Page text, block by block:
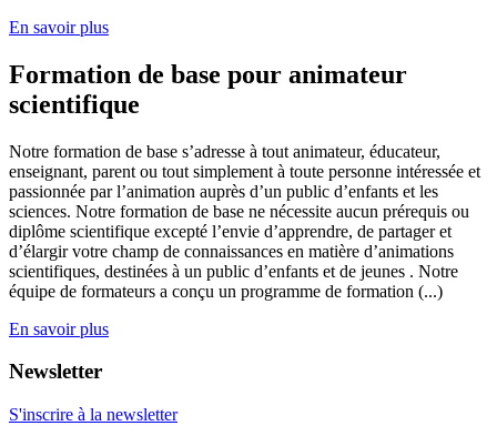
En savoir plus
Formation de base pour animateur
scientifique
Notre formation de base s’adresse à tout animateur, éducateur,
enseignant, parent ou tout simplement à toute personne intéressée et
passionnée par l’animation auprès d’un public d’enfants et les
sciences. Notre formation de base ne nécessite aucun prérequis ou
diplôme scientifique excepté l’envie d’apprendre, de partager et
d’élargir votre champ de connaissances en matière d’animations
scientifiques, destinées à un public d’enfants et de jeunes . Notre
équipe de formateurs a conçu un programme de formation (...)
En savoir plus
Newsletter
S'inscrire à la newsletter